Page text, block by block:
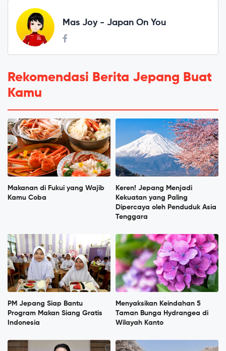
Mas Joy - Japan On You
Rekomendasi Berita Jepang Buat
Kamu
Makanan di Fukui yang Wajib
Kamu Coba
Keren! Jepang Menjadi
Kekuatan yang Paling
Dipercaya oleh Penduduk Asia
Tenggara
PM Jepang Siap Bantu
Program Makan Siang Gratis
Indonesia
Menyaksikan Keindahan 5
Taman Bunga Hydrangea di
Wilayah Kanto